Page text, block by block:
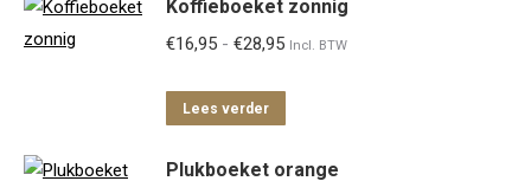
Koffieboeket zonnig
€16,95 - €28,95Prijsklasse:
Incl. BTW
Lees verder
Plukboeket orange